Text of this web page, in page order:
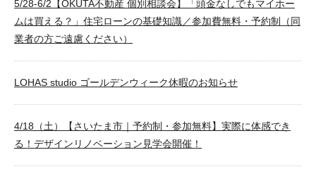
5/28-6/2【OKUTA不動産 個別相談会】「頭金なしでもマイホー
ムは買える？」住宅ローンの基礎知識／参加費無料・予約制（同
業者の方ご遠慮ください）
LOHAS studio ゴールデンウィーク休暇のお知らせ
4/18（土）【さいたま市｜予約制・参加無料】実際に体感でき
る！デザインリノベーション見学会開催！